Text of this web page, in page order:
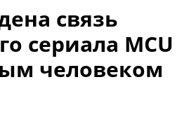
связь
сериала MCU
человеком